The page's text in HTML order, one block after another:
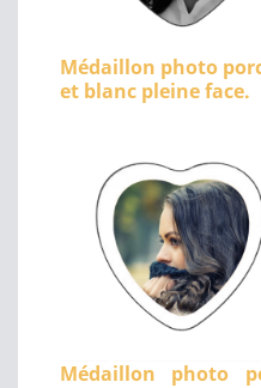
Médaillon photo
et blanc pleine face.
Médaillon photo